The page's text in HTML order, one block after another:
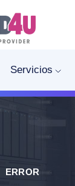
Servicios
ERROR